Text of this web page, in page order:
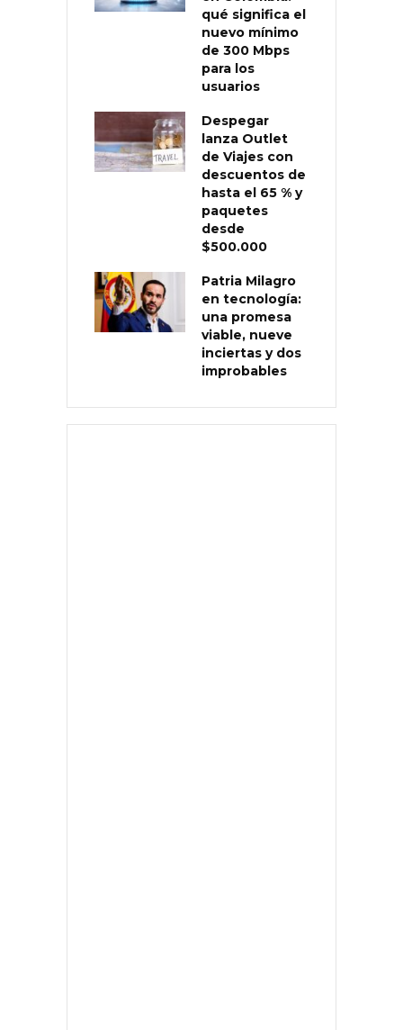
qué significa el
nuevo mínimo
de 300 Mbps
para los
usuarios
Despegar
lanza Outlet
de Viajes con
descuentos de
hasta el 65 % y
paquetes
desde
$500.000
Patria Milagro
en tecnología:
una promesa
viable, nueve
inciertas y dos
improbables